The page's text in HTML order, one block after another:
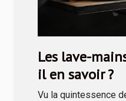
Les lave-
il en savoir ?
Vu la quintessence